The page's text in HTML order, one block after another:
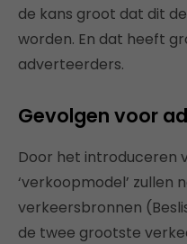
de kans groot dat dit
worden. En dat heeft
adverteerders.
Gevolgen voor
Door het introduceren
‘verkoopmodel’ zullen
verkeersbronnen
de twee grootste